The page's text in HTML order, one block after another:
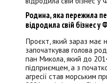
Родина, яка пережила
відродила свій бізнес у
Проєкт, який зараз має
започаткував голова
пан Микола, який до
підприємцем, а з
агресії став морським